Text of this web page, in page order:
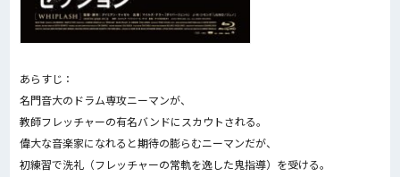
あらすじ：
名門音大のドラム専攻ニーマンが、
教師フレッチャーの有名バンドにスカウトされる。
偉大な音楽家になれると期待の膨らむニーマンだが、
初練習で洗礼（フレッチャーの常軌を逸した鬼指導）を受ける。